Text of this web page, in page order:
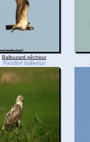
Balbuzard pêcheur
Pandion haliaetus